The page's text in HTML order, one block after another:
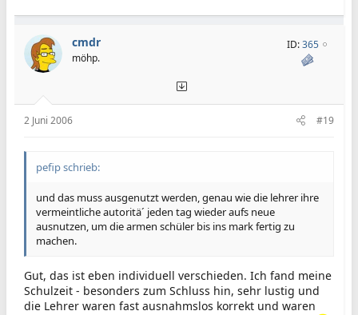
cmdr
möhp.
ID:365
2 Juni 2006 #19
pefip schrieb:
und das muss ausgenutzt werden, genau wie die lehrer ihre
vermeintliche autoritä´ jeden tag wieder aufs neue
ausnutzen, um die armen schüler bis ins mark fertig zu
machen.
Gut, das ist eben individuell verschieden. Ich fand meine
Schulzeit - besonders zum Schluss hin, sehr lustig und
die Lehrer waren fast ausnahmslos korrekt und waren